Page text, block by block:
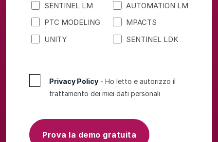
SENTINEL LM
AUTOMATION LM
PTC MODELING
MPACTS
UNITY
SENTINEL LDK
Privacy Policy - Ho letto e autorizzo il
trattamento dei miei dati personali
Prova la demo gratuita